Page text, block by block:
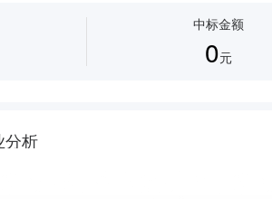
中标金额
0元
分析